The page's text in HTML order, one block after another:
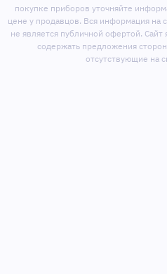
покупке приборов уточняйте
цене у продавцов. Вся информация на
не является публичной офертой.
содержать предложения
отсутствующие на